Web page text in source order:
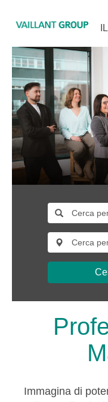
professionisti-
e-
manager
Immagina di